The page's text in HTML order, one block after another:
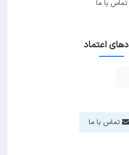
تماس با ما
اعتماد
تماس با ما